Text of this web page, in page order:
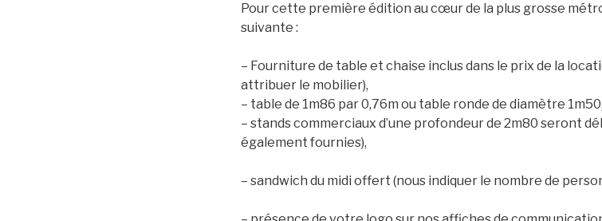
Pour cette première édition au cœur de la plus grosse
suivante :
– Fourniture de table et chaise inclus dans le prix de la
attribuer le mobilier),
– table de 1m86 par 0,76m ou table ronde de diamètre 1m50,
– stands commerciaux d’une profondeur de 2m80 seront
également fournies),
– sandwich du midi offert (nous indiquer le nombre de